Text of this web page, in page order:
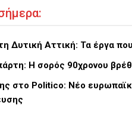
Δυτική Αττική: Τα έργα
Η σορός 90χρονου
στο Politico: Νέο